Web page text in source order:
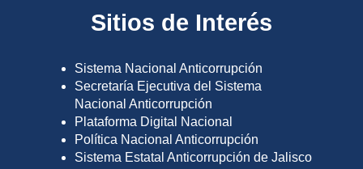
Sitios de Interés
Sistema Nacional Anticorrupción
Secretaría Ejecutiva del Sistema
Nacional Anticorrupción
Plataforma Digital Nacional
Política Nacional Anticorrupción
Sistema Estatal Anticorrupción de Jalisco